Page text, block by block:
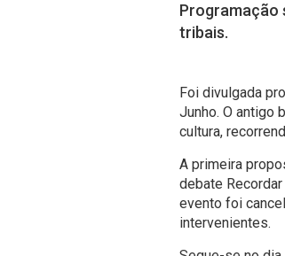
Programação
tribais.
Foi divulgada
Junho. O antigo
cultura,
A primeira
debate
evento foi
intervenientes.